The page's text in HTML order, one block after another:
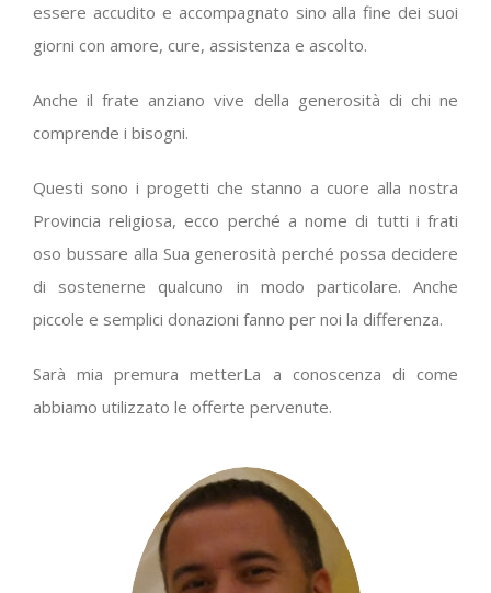
essere accudito e accompagnato sino alla fine dei suoi
giorni con amore, cure, assistenza e ascolto.
Anche il frate anziano vive della generosità di chi ne
comprende i bisogni.
Questi sono i progetti che stanno a cuore alla nostra
Provincia religiosa, ecco perché a nome di tutti i frati
oso bussare alla Sua generosità perché possa decidere
di sostenerne qualcuno in modo particolare. Anche
piccole e semplici donazioni fanno per noi la differenza.
Sarà mia premura metterLa a conoscenza di come
abbiamo utilizzato le offerte pervenute.